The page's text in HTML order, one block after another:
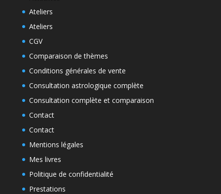
Ateliers
Ateliers
CGV
Comparaison de thèmes
Conditions générales de vente
Consultation astrologique complète
Consultation complète et comparaison
Contact
Contact
Mentions légales
Mes livres
Politique de confidentialité
Prestations